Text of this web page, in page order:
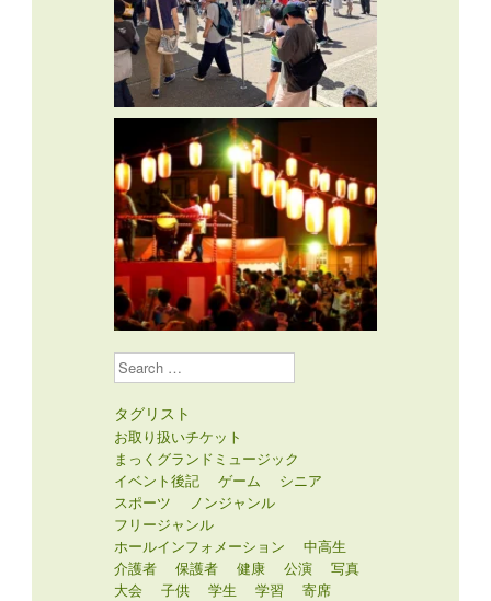
Search
タグリスト
お取り扱いチケット
まっくグランドミュージック
イベント後記
ゲーム
シニア
スポーツ
ノンジャンル
フリージャンル
介護者
保護者
大会
子供 学生
小学生
幼児 手芸 教養
映画
演劇
演芸
百年記念ホールの催し
社会人
福祉
街かどギャラリー
講座
講演
道民カレッジ連携講座
障害者
音楽